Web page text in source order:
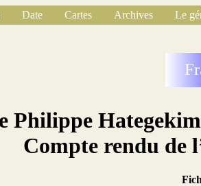
Date Cartes Archives
Le
Philippe
Compte rendu de